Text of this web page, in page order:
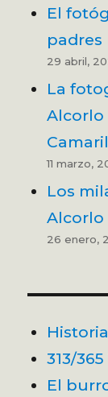
El
padres
29 abril,
La
Alcorlo
11 marzo,
Los
Alcorlo
26 enero,
313/
El